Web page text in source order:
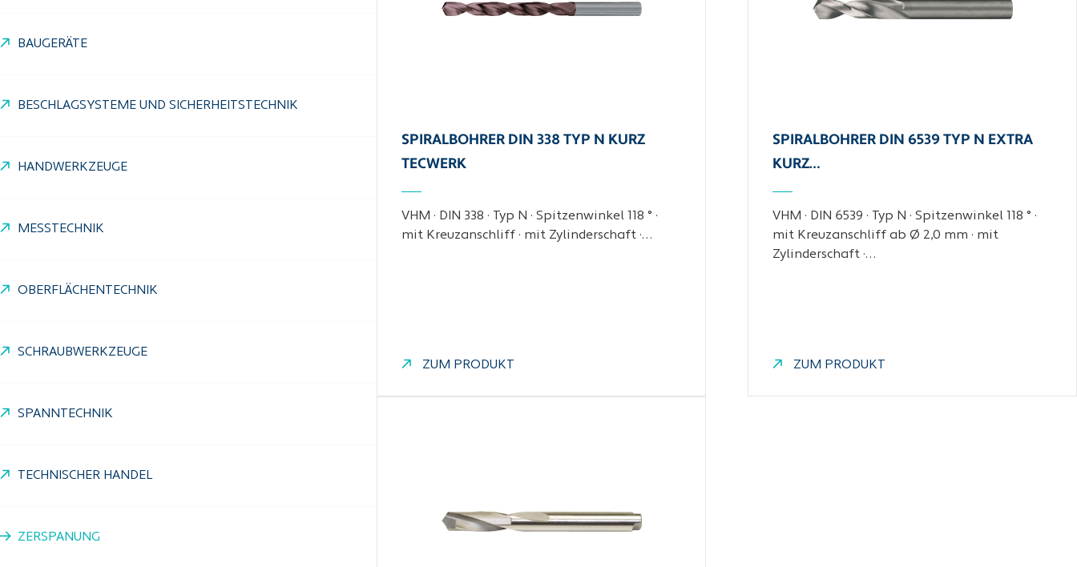
BAUGERÄTE
BESCHLAGSYSTEME UND SICHERHEITSTECHNIK
HANDWERKZEUGE
MESSTECHNIK
OBERFLÄCHENTECHNIK
SCHRAUBWERKZEUGE
SPANNTECHNIK
TECHNISCHER HANDEL
ZERSPANUNG
SPIRALBOHRER DIN 338 TYP N KURZ
TECWERK
VHM · DIN 338 · Typ N · Spitzenwinkel 118 ° ·
mit Kreuzanschliff · mit Zylinderschaft ·…
ZUM PRODUKT
SPIRALBOHRER DIN 6539 TYP N EXTRA
KURZ…
VHM · DIN 6539 · Typ N · Spitzenwinkel 118 ° ·
mit Kreuzanschliff ab Ø 2,0 mm · mit
Zylinderschaft ·…
ZUM PRODUKT